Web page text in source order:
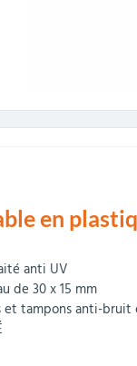
en
anti UV
de 30 x 15 mm
tampons anti-bruit